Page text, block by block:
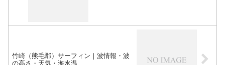
竹崎（熊毛郡）サーフィン｜波情報・波
の高さ・天気・海水温